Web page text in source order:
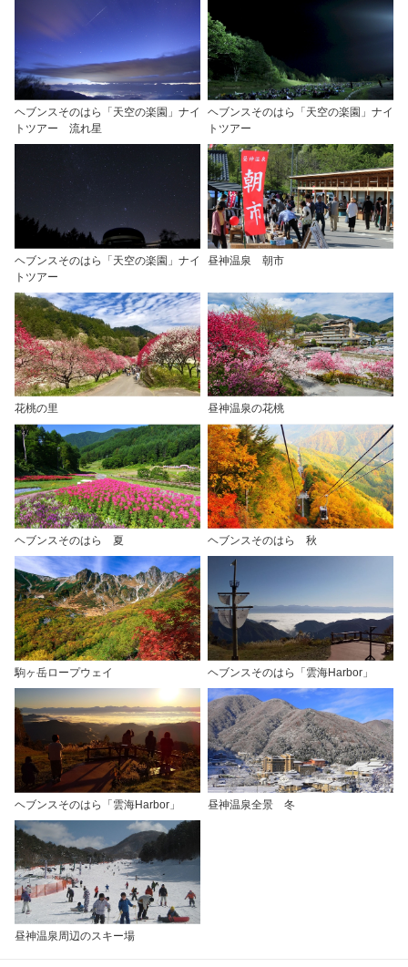
ヘブンスそのはら「天空の楽園」ナイ
トツアー 流れ星
ヘブンスそのはら「天空の楽園」ナイ
トツアー
ヘブンスそのはら「天空の楽園」ナイ
トツアー
昼神温泉 朝市
花桃の里 昼神温泉の花桃
ヘブンスそのはら 夏 ヘブンスそのはら 秋
駒ヶ岳ロープウェイ ヘブンスそのはら「雲海Harbor」
ヘブンスそのはら「雲海Harbor」 昼神温泉全景 冬
昼神温泉周辺のスキー場